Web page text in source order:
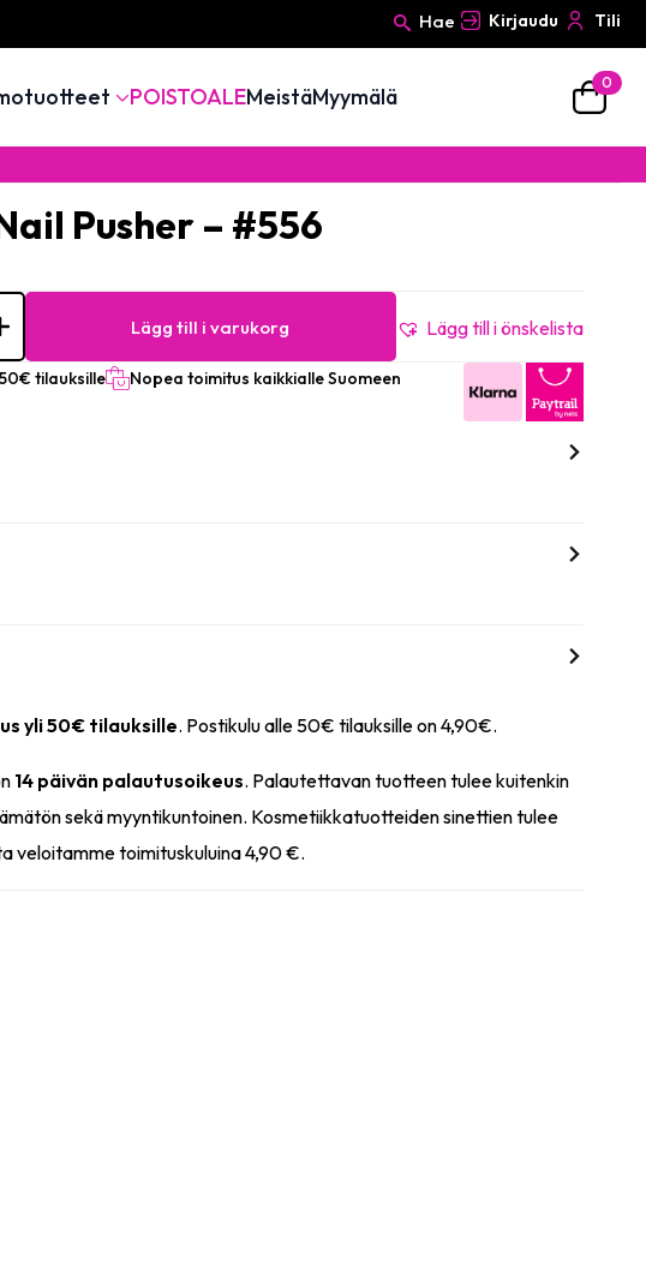
Search
Hae Kirjaudu Tili
POISTOALEMeistäMyymälä
0
Pusher – #556
Lägg till i varukorg Lägg till i önskelista
tilauksille Nopea toimitus kaikkialle Suomeen
yli 50€ tilauksille. Postikulu alle 50€ tilauksille on 4,90€.
14 päivän palautusoikeus. Palautettavan tuotteen tulee kuitenkin
sekä myyntikuntoinen. Kosmetiikkatuotteiden sinettien tulee
veloitamme toimituskuluina 4,90 €.